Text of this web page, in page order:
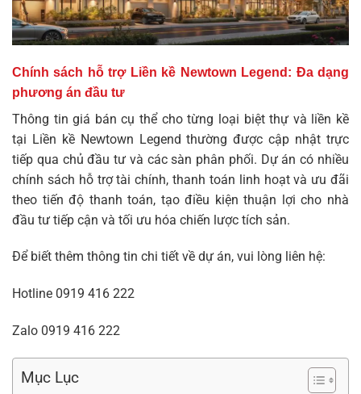
Chính sách hỗ trợ Liền kề Newtown Legend: Đa dạng
phương án đầu tư
Thông tin giá bán cụ thể cho từng loại biệt thự và liền kề
tại Liền kề Newtown Legend thường được cập nhật trực
tiếp qua chủ đầu tư và các sàn phân phối. Dự án có nhiều
chính sách hỗ trợ tài chính, thanh toán linh hoạt và ưu đãi
theo tiến độ thanh toán, tạo điều kiện thuận lợi cho nhà
đầu tư tiếp cận và tối ưu hóa chiến lược tích sản.
Để biết thêm thông tin chi tiết về dự án, vui lòng liên hệ:
Hotline 0919 416 222
Zalo 0919 416 222
Mục Lục